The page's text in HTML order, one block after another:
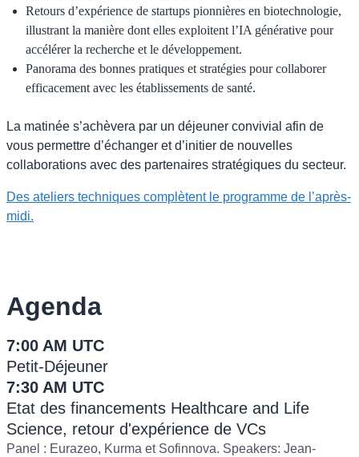
Retours d’expérience de startups pionnières en biotechnologie,
illustrant la manière dont elles exploitent l’IA générative pour
accélérer la recherche et le développement.
Panorama des bonnes pratiques et stratégies pour collaborer
efficacement avec les établissements de santé.
La matinée s’achèvera par un déjeuner convivial afin de
vous permettre d’échanger et d’initier de nouvelles
collaborations avec des partenaires stratégiques du secteur.
Des ateliers techniques complètent le programme de l’après-
midi.
Agenda
7:00 AM UTC
Petit-Déjeuner
7:30 AM UTC
Etat des financements Healthcare and Life
Science, retour d'expérience de VCs
Panel : Eurazeo, Kurma et Sofinnova. Speakers: Jean-